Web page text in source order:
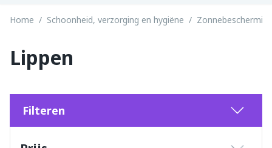
Home / Schoonheid, verzorging en hygiëne / Zonnebescherming
Lippen
Filteren